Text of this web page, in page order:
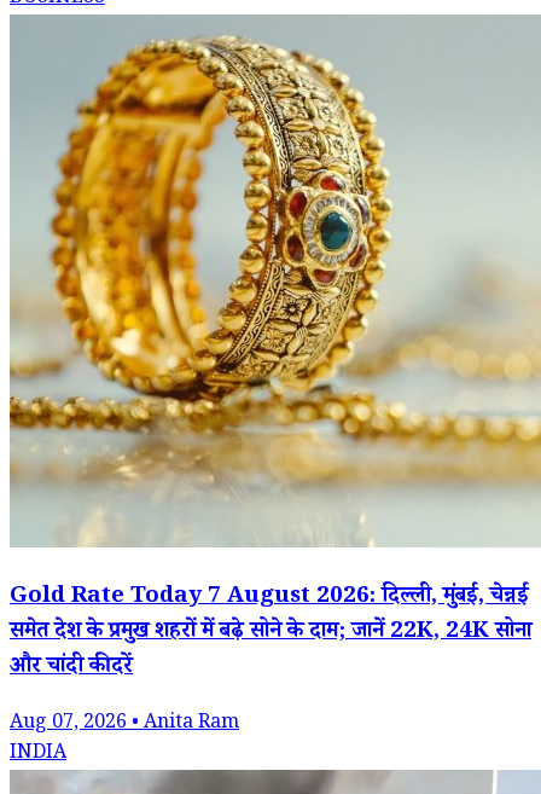
Gold Rate Today 7 August 2026: दिल्ली, मुंबई, चेन्नई
समेत देश के प्रमुख शहरों में बढ़े सोने के दाम; जानें 22K, 24K सोना
और चांदी की दरें
Aug 07, 2026 • Anita Ram
INDIA